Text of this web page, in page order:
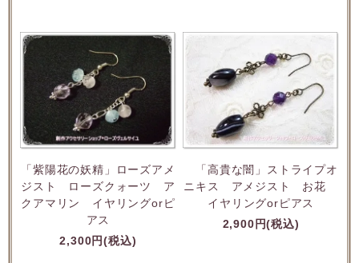
「紫陽花の妖精」ローズアメ
ジスト ローズクォーツ ア
クアマリン イヤリングorピ
アス
2,300円(税込)
「高貴な闇」ストライプオ
ニキス アメジスト お花
イヤリングorピアス
2,900円(税込)